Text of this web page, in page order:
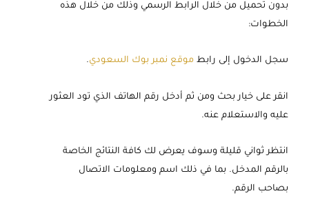
بدون تحميل من خلال الرابط الرسمي وذلك من خلال هذه
الخطوات:
سجل الدخول إلى رابط موقع نمبر بوك السعودي.
انقر على خيار بحث ومن ثم أدخل رقم الهاتف الذي تود العثور
عليه والاستعلام عنه.
انتظر ثواني قليلة وسوف يعرض لك كافة النتائج الخاصة
بالرقم المدخل. بما في ذلك اسم ومعلومات الاتصال
بصاحب الرقم.